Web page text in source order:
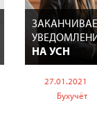
НА УСН
27.01.2021
Бухучёт